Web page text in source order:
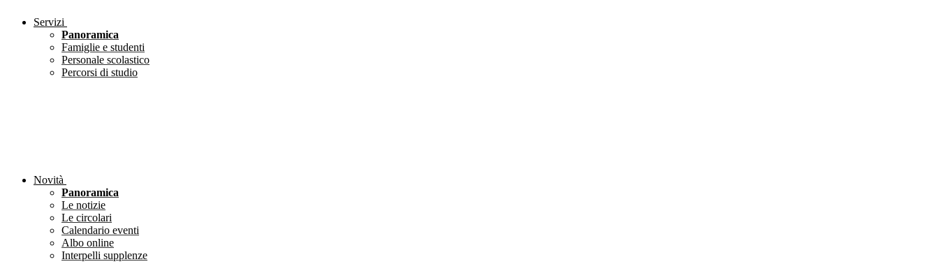
Servizi
Panoramica
Famiglie e studenti
Personale scolastico
Percorsi di studio
Novità
Panoramica
Le notizie
Le circolari
Calendario eventi
Albo online
Interpelli supplenze